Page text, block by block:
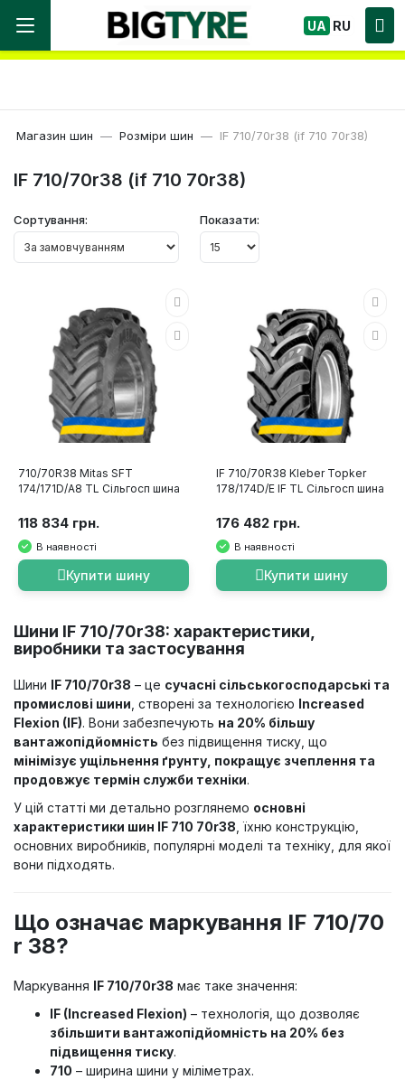
Ми працюємо! Великий вибір Шин, швидка
доставка по Україні!
UA RU
Магазин шин Розміри шин IF 710/70r38 (if 710 70r38)
IF 710/70r38 (if 710 70r38)
Сортування: Показати:
710/70R38 Mitas SFT
174/171D/A8 TL Сільгосп шина
118 834 грн.
В наявності
Купити шину
IF 710/70R38 Kleber Topker
178/174D/E IF TL Сільгосп шина
176 482 грн.
В наявності
Купити шину
Шини IF 710/70r38: характеристики,
виробники та застосування
Шини IF 710/70r38 – це сучасні сільськогосподарські та
промислові шини , створені за технологією Increased
Flexion (IF). Вони забезпечують на 20% більшу
вантажопідйомність без підвищення тиску, що
мінімізує ущільнення ґрунту, покращує зчеплення та
продовжує термін служби техніки.
У цій статті ми детально розглянемо основні
характеристики шин IF 710 70r38 , їхню конструкцію,
основних виробників, популярні моделі та техніку, для якої
вони підходять.
Що означає маркування IF 710/70
r 38?
Маркування IF 710/70r38 має таке значення:
IF (Increased Flexion) – технологія, що дозволяє
збільшити вантажопідйомність на 20% без
підвищення тиску.
710 – ширина шини у міліметрах.